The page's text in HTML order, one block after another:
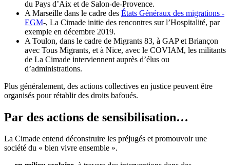
du Pays d’Aix et de Salon-de-Provence.
A Marseille dans le cadre des États Généraux des migrations -
EGM-, La Cimade initie des rencontres sur l’Hospitalité, par
exemple en décembre 2019.
A Toulon, dans le cadre de Migrants 83, à GAP et Briançon
avec Tous Migrants, et à Nice, avec le COVIAM, les militants
de La Cimade interviennent auprès d’élus ou
d’administrations.
Plus généralement, des actions collectives en justice peuvent être
organisés pour rétablir des droits bafoués.
Par des actions de sensibilisation…
La Cimade entend déconstruire les préjugés et promouvoir une
société du « bien vivre ensemble ».